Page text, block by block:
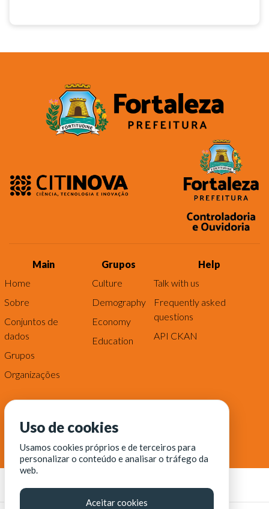
Main
Home
Sobre
Conjuntos de
dados
Grupos
Organizações
Grupos
Culture
Demography
Economy
Education
Help
Talk with us
Frequently asked
questions
API CKAN
Uso de cookies
Usamos cookies próprios e de terceiros para
personalizar o conteúdo e analisar o tráfego da
web.
Aceitar cookies